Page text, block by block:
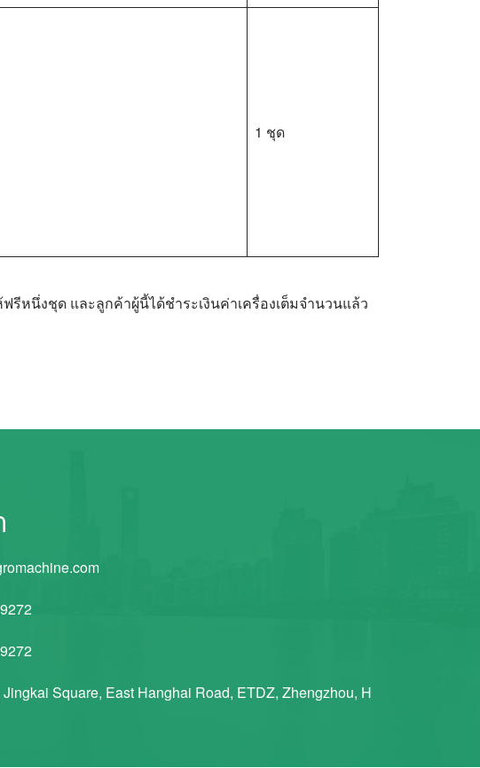
1 ชุด
รีหนึ่งชุด และลูกค้าผู้นี้ได้ชำระเงินค่าเครื่องเต็มจำนวนแล้ว
Square, East Hanghai Road, ETDZ, Zhengzhou, H